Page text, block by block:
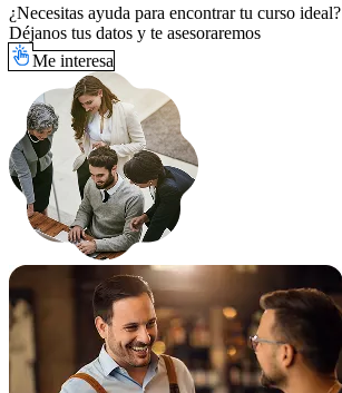
¿Necesitas ayuda para encontrar tu curso ideal?
Déjanos tus datos y te asesoraremos
Me interesa